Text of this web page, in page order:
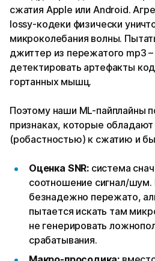
сжатия Apple или Android.
lossy-кодеки физически
микроколебания волны.
джиттер из пережатого mp3 –
детектировать артефакты
гортанных мышц.
Поэтому наши ML-пайплайны
признаках, которые
(робастностью) к сжатию и
Оценка SNR: система
соотношение сигнал/шум.
безнадежно пережато,
пытается искать там
не генерировать
срабатывания.